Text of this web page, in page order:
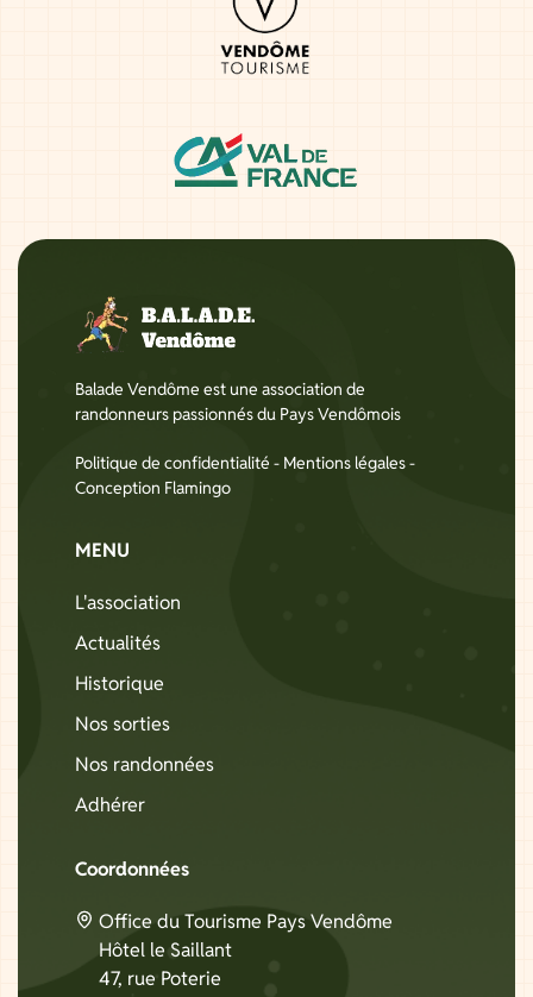
Balade Vendôme est une association de
randonneurs passionnés du Pays Vendômois
Politique de confidentialité - Mentions légales-
Conception Flamingo
MENU
L'association
Actualités
Historique
Nos sorties
Nos randonnées
Adhérer
Coordonnées
Office du Tourisme Pays Vendôme
Hôtel le Saillant
47, rue Poterie